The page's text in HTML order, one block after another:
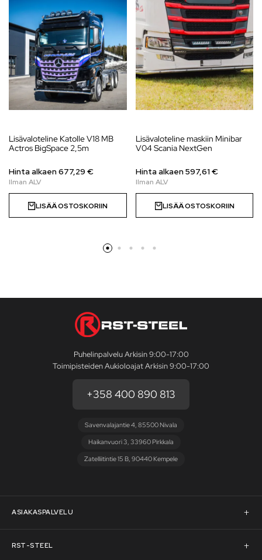
Lisävaloteline Katolle V18 MB
Actros BigSpace 2,5m
Hinta alkaen677,29 €
LISÄÄ OSTOSKORIIN
Lisävaloteline maskiin Minibar
V04 Scania NextGen
Hinta alkaen597,61€
LISÄÄ OSTOSKORIIN
Puhelinpalvelu Arkisin 9:00-17:00
Toimipisteiden Aukioloajat Arkisin 9:00-17:00
+358 400 890 813
Savenvalajantie 4, 85500 Nivala
Haikanvuori 3, 33960 Pirkkala
Zatelliitintie 15 B, 90440 Kempele
ASIAKASPALVELU
Asiakaspalvelu
RST-STEEL